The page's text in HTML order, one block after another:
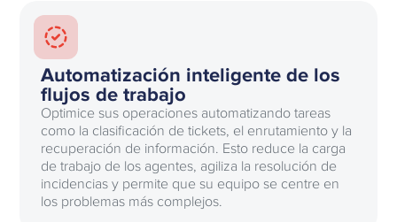
Automatización inteligente de los
flujos de trabajo
Optimice sus operaciones automatizando tareas
como la clasificación de tickets, el enrutamiento y la
recuperación de información. Esto reduce la carga
de trabajo de los agentes, agiliza la resolución de
incidencias y permite que su equipo se centre en
los problemas más complejos.